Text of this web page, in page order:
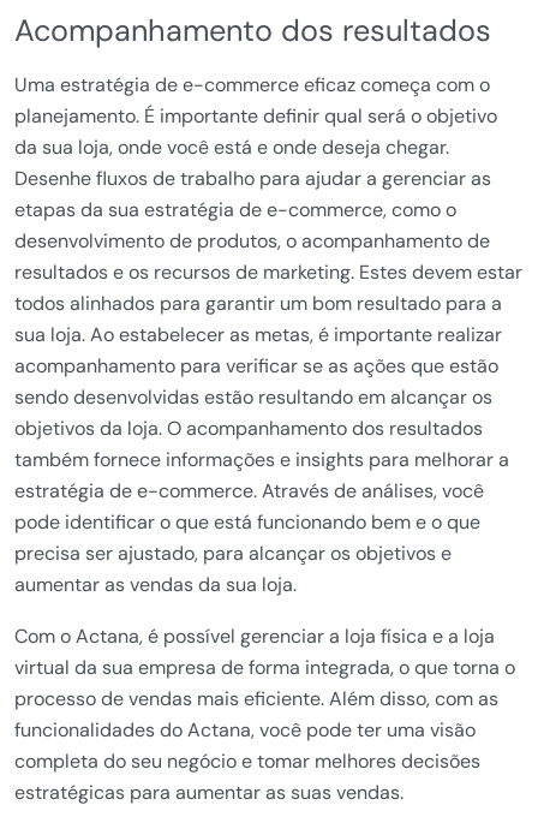
Acompanhamento dos resultados
Uma estratégia de e-commerce eficaz começa com o
planejamento. É importante definir qual será o objetivo
da sua loja, onde você está e onde deseja chegar.
Desenhe fluxos de trabalho para ajudar a gerenciar as
etapas da sua estratégia de e-commerce, como o
desenvolvimento de produtos, o acompanhamento de
resultados e os recursos de marketing. Estes devem estar
todos alinhados para garantir um bom resultado para a
sua loja. Ao estabelecer as metas, é importante realizar
acompanhamento para verificar se as ações que estão
sendo desenvolvidas estão resultando em alcançar os
objetivos da loja. O acompanhamento dos resultados
também fornece informações e insights para melhorar a
estratégia de e-commerce. Através de análises, você
pode identificar o que está funcionando bem e o que
precisa ser ajustado, para alcançar os objetivos e
aumentar as vendas da sua loja.
Com o Actana, é possível gerenciar a loja física e a loja
virtual da sua empresa de forma integrada, o que torna o
processo de vendas mais eficiente. Além disso, com as
funcionalidades do Actana, você pode ter uma visão
completa do seu negócio e tomar melhores decisões
estratégicas para aumentar as suas vendas.